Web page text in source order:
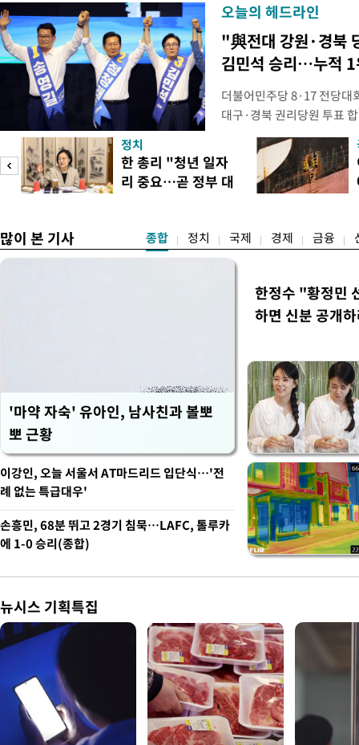
오늘의 헤드라인
"與전대 강원·경북
김민석 승리…누적 1
더불어민주당 8·17 전당대
대구·경북 권리당원 투표
48.54%(1만8977표)를 얻
리당원 투표에서도 김 후보
초반 승부에서 우세를 점하
관위원장은 9일 대구 북구
정치
한 총리 "청년 일자
리 중요…곧 정부 대
많이 본 기사 종합 정치 국제 경제 금융
'마약 자숙' 유아인, 남사친과 볼뽀
뽀 근황
한정수 "황정민
하면 신분 공개
이강인, 오늘 서울서 AT마드리드 입단식…'전
례 없는 특급대우'
손흥민, 68분 뛰고 2경기 침묵…LAFC, 톨루카
에 1-0 승리(종합)
뉴시스 기획특집